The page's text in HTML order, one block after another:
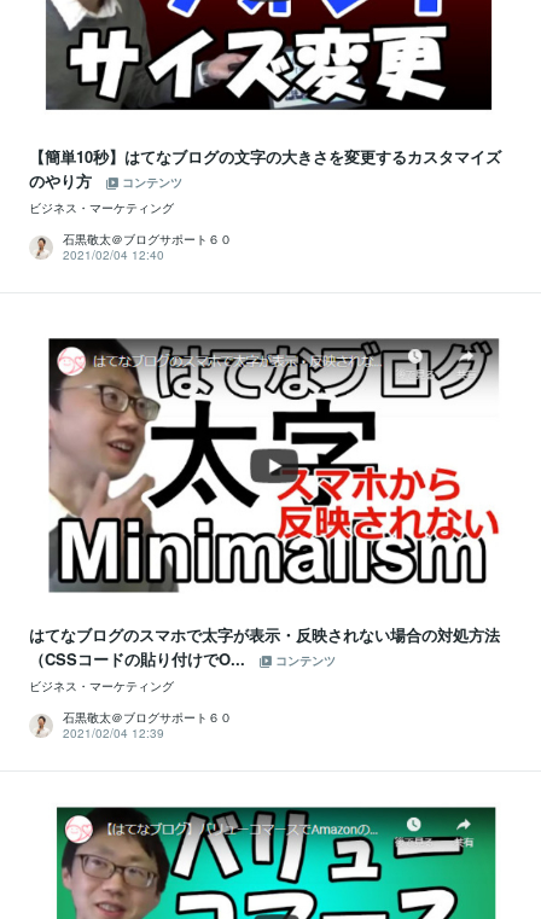
【簡単10秒】はてなブログの文字の大きさを変更するカスタマイズ
のやり方
コンテンツ
ビジネス・マーケティング
石黒敬太＠ブログサポート６０
2021/02/04 12:40
はてなブログのスマホで太字が表示・反映されない場合の対処方法
（CSSコードの貼り付けでO...
コンテンツ
ビジネス・マーケティング
石黒敬太＠ブログサポート６０
2021/02/04 12:39